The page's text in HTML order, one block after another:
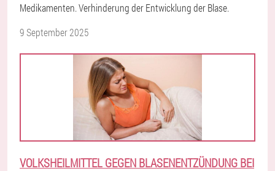
Medikamenten. Verhinderung der Entwicklung der Blase.
9 September 2025
VOLKSHEILMITTEL GEGEN BLASENENTZÜNDUNG BEI